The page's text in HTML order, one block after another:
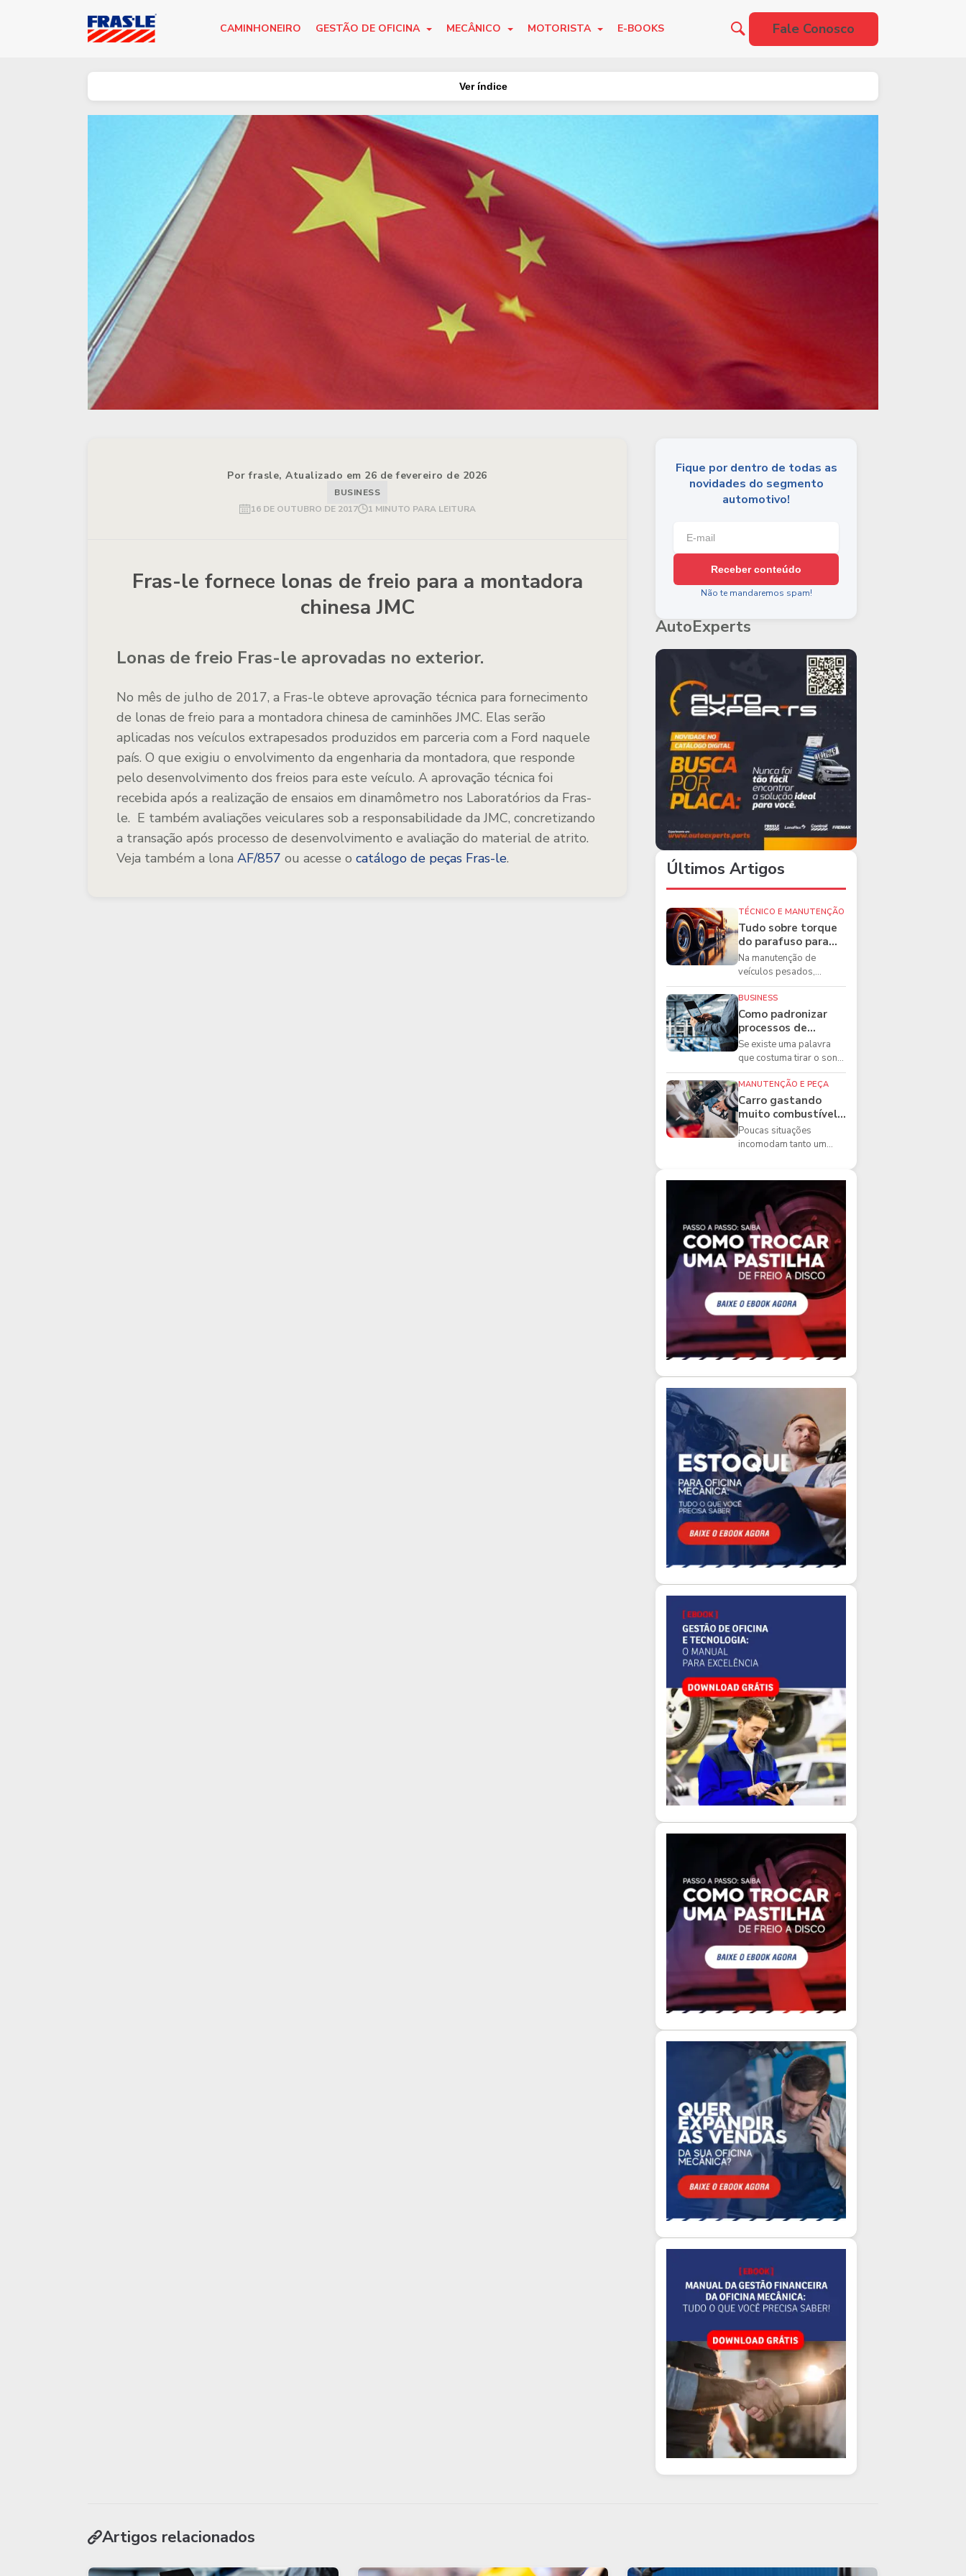
CAMINHONEIRO GESTÃO DE OFICINA MECÂNICO MOTORISTA E-BOOKS Fale Conosco
Ver índice
Por frasle, Atualizado em 26 de fevereiro de 2026
BUSINESS
16 DE OUTUBRO DE 2017
1 MINUTO PARA LEITURA
Fras-le fornece lonas de freio para a montadora
chinesa JMC
Lonas de freio Fras-le aprovadas no exterior.
No mês de julho de 2017, a Fras-le obteve aprovação técnica para fornecimento
de lonas de freio para a montadora chinesa de caminhões JMC. Elas serão
aplicadas nos veículos extrapesados produzidos em parceria com a Ford naquele
país. O que exigiu o envolvimento da engenharia da montadora, que responde
pelo desenvolvimento dos freios para este veículo. A aprovação técnica foi
recebida após a realização de ensaios em dinamômetro nos Laboratórios da Fras-
le. E também avaliações veiculares sob a responsabilidade da JMC, concretizando
a transação após processo de desenvolvimento e avaliação do material de atrito.
Veja também a lona AF/857 ou acesse o catálogo de peças Fras-le.
Fique por dentro de todas as
novidades do segmento
automotivo!
Receber conteúdo
Não te mandaremos spam!
AutoExperts
Últimos Artigos
TÉCNICO E MANUTENÇÃO
Tudo sobre torque
do parafuso para
caminhões e as
boas práticas que
todo mecânico
precisa conhecer
Na manutenção de
veículos pesados,
existem ferramentas que
fazem diferença direta na
segurança e na ...
BUSINESS
Como padronizar
processos de
manutenção de
frota na oficina
Se existe uma palavra
que costuma tirar o sono
dos gestores de
manutenção, ela é a
imprevisibilidade...
MANUTENÇÃO E PEÇA
Carro gastando
muito combustível:
5 motivos que
podem aumentar o
Poucas situações
incomodam tanto um
acabando mais r...
Artigos relacionados